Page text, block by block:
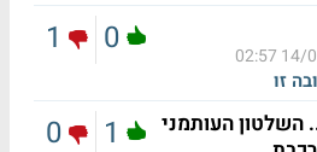
14/
זו
0
1
העותמני
1
0